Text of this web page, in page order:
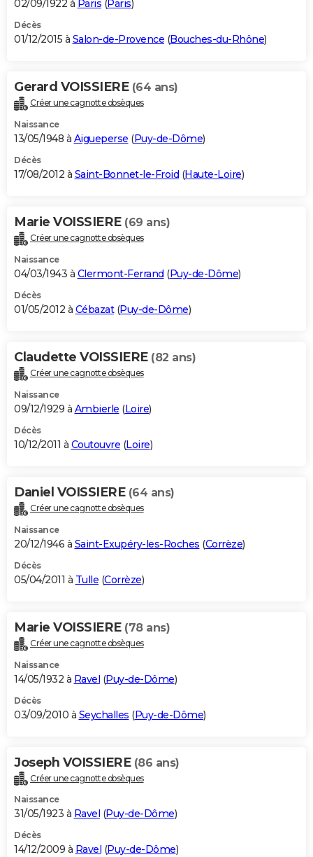
02/09/1922 à Paris (Paris)
Décès
01/12/2015 à Salon-de-Provence (Bouches-du-Rhône)
Gerard VOISSIERE (64 ans)
Créer une cagnotte obsèques
Naissance
13/05/1948 à Aigueperse (Puy-de-Dôme)
Décès
17/08/2012 à Saint-Bonnet-le-Froid (Haute-Loire)
Marie VOISSIERE (69 ans)
Créer une cagnotte obsèques
Naissance
04/03/1943 à Clermont-Ferrand (Puy-de-Dôme)
Décès
01/05/2012 à Cébazat(Puy-de-Dôme)
Claudette VOISSIERE (82 ans)
Créer une cagnotte obsèques
Naissance
09/12/1929 à Ambierle (Loire)
Décès
10/12/2011 à Coutouvre (Loire)
Daniel VOISSIERE (64 ans)
Créer une cagnotte obsèques
Naissance
20/12/1946 à Saint-Exupéry-les-Roches (Corrèze)
Décès
05/04/2011 à Tulle (Corrèze)
Marie VOISSIERE (78 ans)
Créer une cagnotte obsèques
Naissance
14/05/1932 à Ravel (Puy-de-Dôme)
Décès
03/09/2010 à Seychalles (Puy-de-Dôme)
Joseph VOISSIERE (86 ans)
Créer une cagnotte obsèques
Naissance
31/05/1923 à Ravel (Puy-de-Dôme)
Décès
14/12/2009 à Ravel (Puy-de-Dôme)